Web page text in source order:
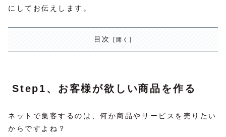
にしてお伝えします。
目次
Step1、お客様が欲しい商品を作る
ネットで集客するのは、何か商品やサービスを売りたい
からですよね？